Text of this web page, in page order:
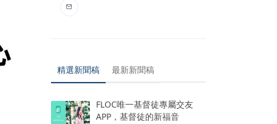
精選新聞稿 最新新聞稿
FLOC唯一基督徒專屬交友
APP，基督徒的新福音